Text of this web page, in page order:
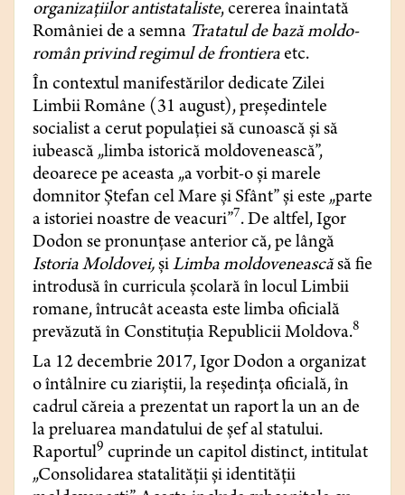
organizaţiilor antistataliste, cererea înaintată
României de a semna Tratatul de bază moldo-
român privind regimul de frontiera etc.
În contextul manifestărilor dedicate Zilei
Limbii Române (31 august), preşedintele
socialist a cerut populaţiei să cunoască şi să
iubească „limba istorică moldovenească”,
deoarece pe aceasta „a vorbit-o şi marele
domnitor Ştefan cel Mare şi Sfânt” şi este „parte
a istoriei noastre de veacuri”7. De altfel, Igor
Dodon se pronunţase anterior că, pe lângă
Istoria Moldovei,şiLimba moldoveneascăsă fie
introdusă în curricula şcolară în locul Limbii
romane, întrucât aceasta este limba oficială
prevăzută în Constituţia Republicii Moldova.8
La 12 decembrie 2017, Igor Dodon a organizat
o întâlnire cu ziariştii, la reședința oficială, în
cadrul căreia a prezentat un raport la un an de
la preluarea mandatului de şef al statului.
Raportul9 cuprinde un capitol distinct, intitulat
„Consolidarea statalităţii şi identităţii